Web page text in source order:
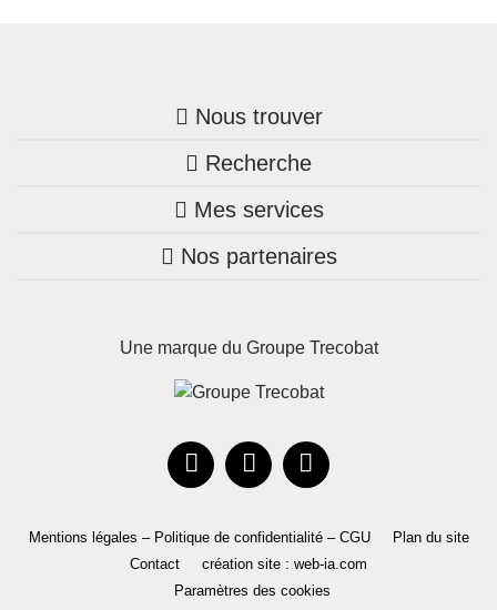
Nous trouver
Trouver une agence
Bretagne
Pays de la Loire
Occitanie
Recherche
Nos annonces
Maison + terrain
Mes services
Mon compte Trecobois
Parrainez un proche!
Nos partenaires
Une marque du Groupe Trecobat
Mentions légales – Politique de confidentialité – CGU
Plan du site
Contact
création site : web-ia.com
Paramètres des cookies